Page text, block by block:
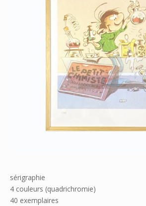
sérigraphie
4 couleurs (quadrichromie)
40 exemplaires